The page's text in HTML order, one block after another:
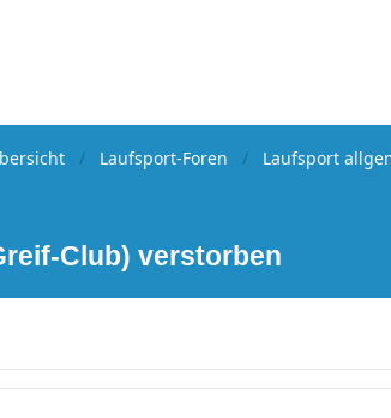
Laufsport-Foren Laufsport
Club) verstorben